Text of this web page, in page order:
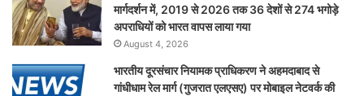
मार्गदर्शन में, 2019 से 2026 तक 36 देशों से 274 भगोड़े
अपराधियों को भारत वापस लाया गया
August 4, 2026
भारतीय दूरसंचार नियामक प्राधिकरण ने अहमदाबाद से
गांधीधाम रेल मार्ग (गुजरात एलएसए) पर मोबाइल नेटवर्क की